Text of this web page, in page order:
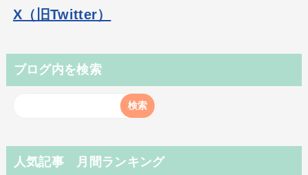
X（旧Twitter）
ブログ内を検索
人気記事 月間ランキング